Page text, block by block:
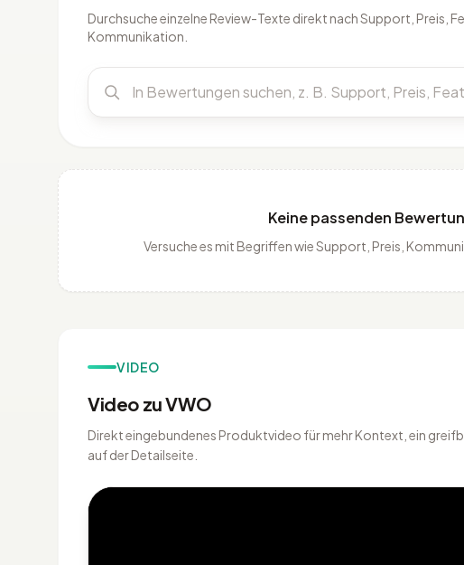
Durchsuche einzelne Review-Texte direkt nach Support, Preis,
Kommunikation.
Keine passenden
Versuche es mit Begriffen wie Support, Preis,
VIDEO
Video zu VWO
Direkt eingebundenes Produktvideo für mehr Kontext, ein
auf der Detailseite.